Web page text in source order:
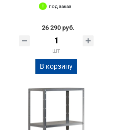
под заказ
26 290 руб.
шт
В корзину